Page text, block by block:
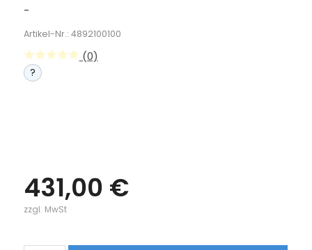
-
Artikel-Nr.: 4892100100
(0)
?
431,00 €
zzgl. MwSt